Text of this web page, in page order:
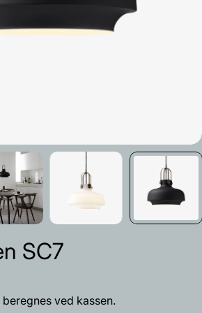
SC7
beregnes ved kassen.